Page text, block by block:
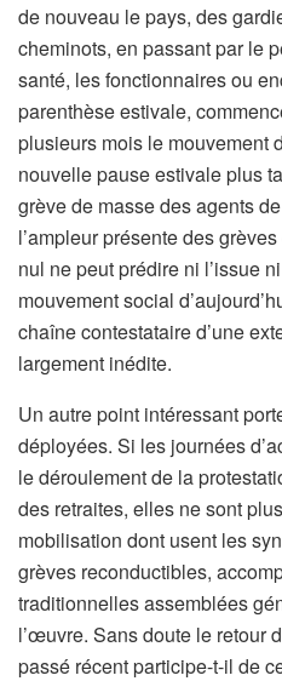
de nouveau le pays, des
cheminots, en passant par le
santé, les fonctionnaires ou
parenthèse estivale,
plusieurs mois le mouvement
nouvelle pause estivale plus
grève de masse des agents
l’ampleur présente des
nul ne peut prédire ni l’issue
mouvement social
chaîne contestataire d’une
largement inédite.
Un autre point intéressant
déployées. Si les journées
le déroulement de la
des retraites, elles ne sont
mobilisation dont usent les
grèves reconductibles,
traditionnelles assemblées
l’œuvre. Sans doute le retour
passé récent participe-t-il de